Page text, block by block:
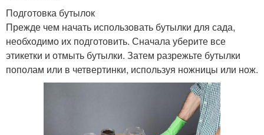
Подготовка бутылок
Прежде чем начать использовать бутылки для сада,
необходимо их подготовить. Сначала уберите все
этикетки и отмыть бутылки. Затем разрежьте бутылки
пополам или в четвертинки, используя ножницы или нож.